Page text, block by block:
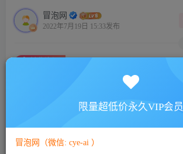
冒泡网
2022年7月19日 15:33发布
【孙路弘】怎样的说话才是对事不对人
此内容为付费资源，请付费后查看
5
VIP会员 免费
限量超低价永久VIP会员
冒泡网（微信: cye-ai ）